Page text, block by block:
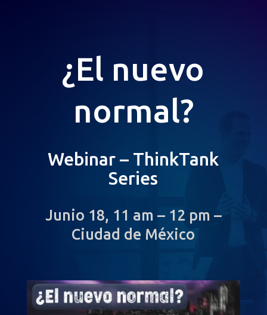
¿El nuevo
normal?
Webinar – ThinkTank
Series
Junio 18, 11 am – 12 pm –
Ciudad de México